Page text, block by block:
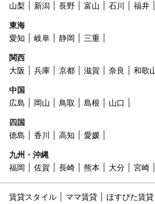
山梨
新潟 長野 富山 石川
福井
東海
愛知
岐阜 静岡
三重
関西
大阪
兵庫 京都 滋賀 奈良
和歌
中国
広島
岡山 鳥取 島根
山口
四国
徳島
香川 高知
愛媛
九州・沖縄
福岡
佐賀 長崎 熊本 大分 宮崎
賃貸スタイル ママ賃貸 ほすぴた賃貸